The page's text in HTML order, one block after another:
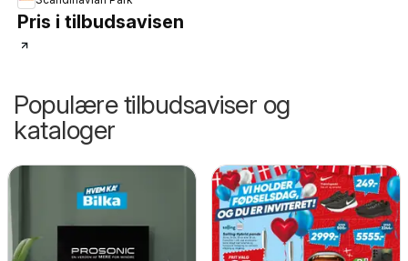
Pris i tilbudsavisen
Populære tilbudsaviser og
kataloger